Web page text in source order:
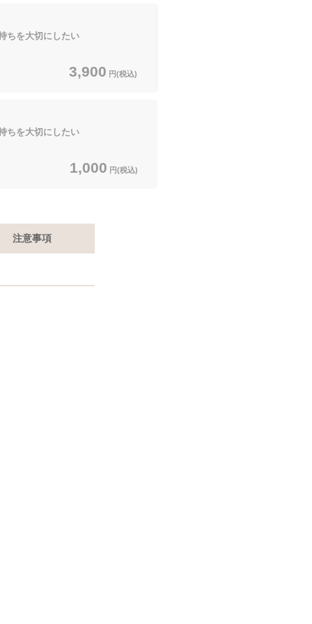
ちを大切にしたい
3,900 円(税込)
ちを大切にしたい
1,000 円(税込)
注意事項